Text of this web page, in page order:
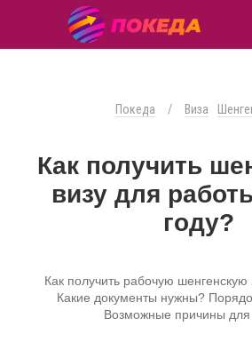
Покеда / Виза
Как получить
визу для
году?
Как получить рабочую шенгенскую
Какие документы нужны?
Возможные причины для